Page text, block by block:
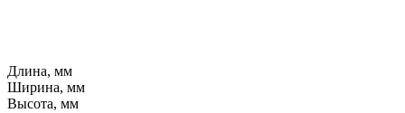
Длина, мм
Ширина, мм
Высота, мм